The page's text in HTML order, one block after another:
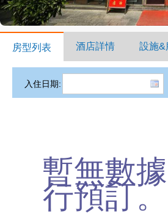
房型列表 酒店詳情 設施&
入住日期:
暫無數
行預訂。